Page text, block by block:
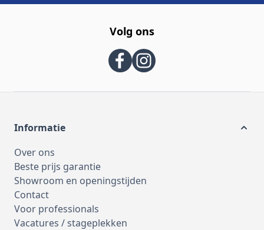
Volg ons
Informatie
Over ons
Beste prijs garantie
Showroom en openingstijden
Contact
Voor professionals
Vacatures / stageplekken